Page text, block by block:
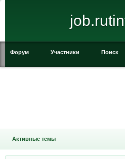
Форум Участники Поиск
Активные темы